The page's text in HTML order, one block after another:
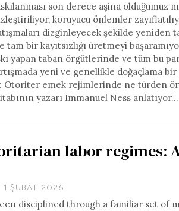
son derece aşina olduğumuz
koruyucu önlemler
dizginleyecek şekilde
bir kayıtsızlığı üretmeyi
yapan taban örgütlerinde ve tüm bu
yeni ve genellikle doğaçlama
Otoriter emek rejimlerinde ne türden
yazarı Immanuel Ness anlatıyor…
labor regimes:
1 ŞUBAT 2026
disciplined through a familiar set of